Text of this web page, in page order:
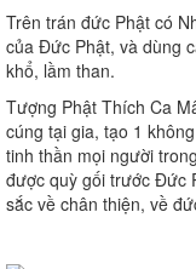
Trên trán đức Phật có
của Đức Phật, và dùng
khổ, lầm than.
Tượng Phật Thích Ca
cúng tại gia, tạo 1
tinh thần mọi người
được quỳ gối trước Đức
sắc về chân thiện, về